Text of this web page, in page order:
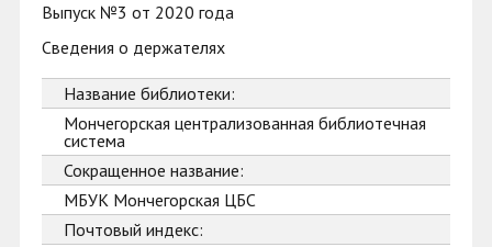
Выпуск №3 от 2020 года
Сведения о держателях
Название библиотеки:
Мончегорская централизованная библиотечная
система
Сокращенное название:
МБУК Мончегорская ЦБС
Почтовый индекс: